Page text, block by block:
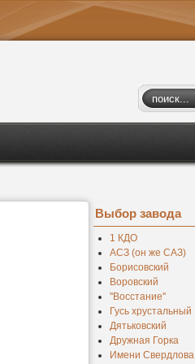
Выбор завода
1 КДО
АСЗ (он же САЗ)
Борисовский
Воровский
''Восстание''
Гусь хрустальный
Дятьковский
Дружная Горка
Имени Свердлова